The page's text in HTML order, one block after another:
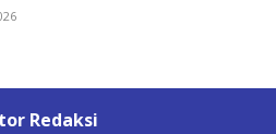
Redaksi